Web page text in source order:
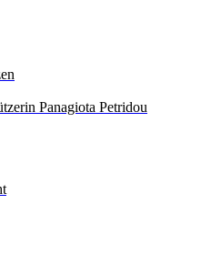
Panagiota Petridou